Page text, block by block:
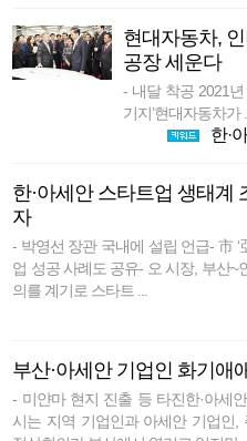
현대자동차,
공장 세운다
- 내달 착공 2021
기지’현대자동차가 ...
한·
한·아세안 스타트업 생태
자
- 박영선 장관 국내에 설립 언급- 市
업 성공 사례도 공유- 오 시장, 부산~
의를 계기로 스타트 ...
부산·아세안 기업인 화기애
- 미얀마 현지 진출 등 타진한·아세
시는 지역 기업인과 아세안 기업인,